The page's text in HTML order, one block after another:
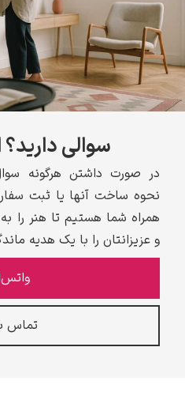
سوالی دارید؟
در صورت داشتن هرگونه
نحوه ساخت آنها یا ثبت
همراه شما هستیم تا هنر را
و عزیزانتان را با یک هدیه
تماس